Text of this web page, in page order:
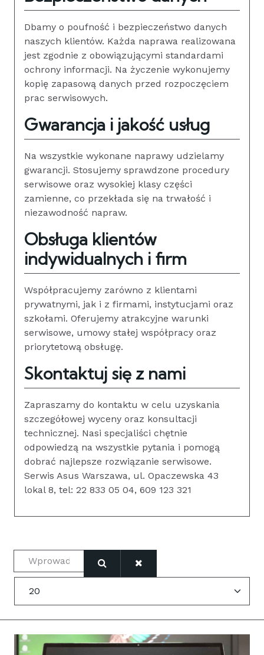
Dbamy o poufność i bezpieczeństwo danych
naszych klientów. Każda naprawa realizowana
jest zgodnie z obowiązującymi standardami
ochrony informacji. Na życzenie wykonujemy
kopię zapasową danych przed rozpoczęciem
prac serwisowych.
Gwarancja i jakość usług
Na wszystkie wykonane naprawy udzielamy
gwarancji. Stosujemy sprawdzone procedury
serwisowe oraz wysokiej klasy części
zamienne, co przekłada się na trwałość i
niezawodność napraw.
Obsługa klientów
indywidualnych i firm
Współpracujemy zarówno z klientami
prywatnymi, jak i z firmami, instytucjami oraz
szkołami. Oferujemy atrakcyjne warunki
serwisowe, umowy stałej współpracy oraz
priorytetową obsługę.
Skontaktuj się z nami
Zapraszamy do kontaktu w celu uzyskania
szczegółowej wyceny oraz konsultacji
technicznej. Nasi specjaliści chętnie
odpowiedzą na wszystkie pytania i pomogą
dobrać najlepsze rozwiązanie serwisowe.
Serwis Asus Warszawa, ul. Opaczewska 43
lokal 8, tel: 22 833 05 04, 609 123 321
Wprowadź fragment tytułu